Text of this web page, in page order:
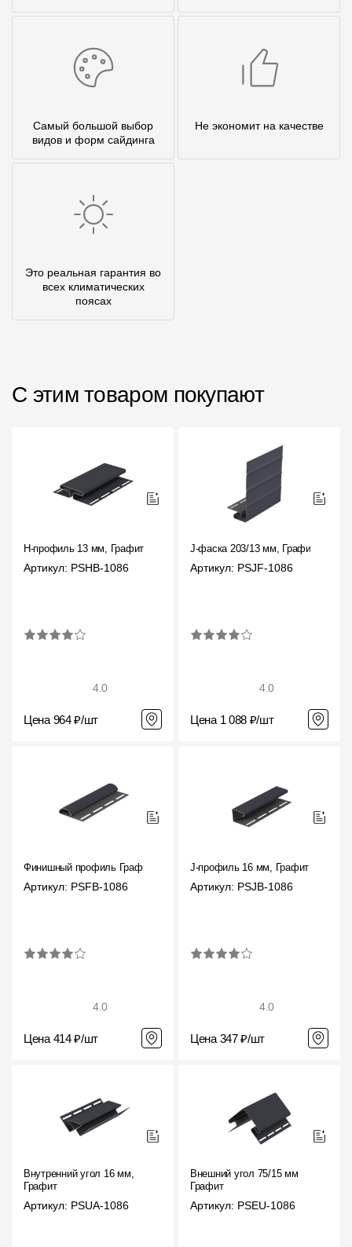
Самый большой выбор
видов и форм сайдинга
Не экономит на качестве
Это реальная гарантия во
всех климатических
поясах
С этим товаром покупают
H-профиль 13 мм, Графит
Артикул: PSHB-1086
4.0
Цена 964 ₽/шт
J-фаска 203/13 мм, Графит
Артикул: PSJF-1086
4.0
Цена 1 088 ₽/шт
Финишный профиль Графит
Артикул: PSFB-1086
4.0
Цена 414 ₽/шт
J-профиль 16 мм, Графит
Артикул: PSJB-1086
4.0
Цена 347 ₽/шт
Внутренний угол 16 мм,
Графит
Артикул: PSUA-1086
Внешний угол 75/15 мм
Графит
Артикул: PSEU-1086